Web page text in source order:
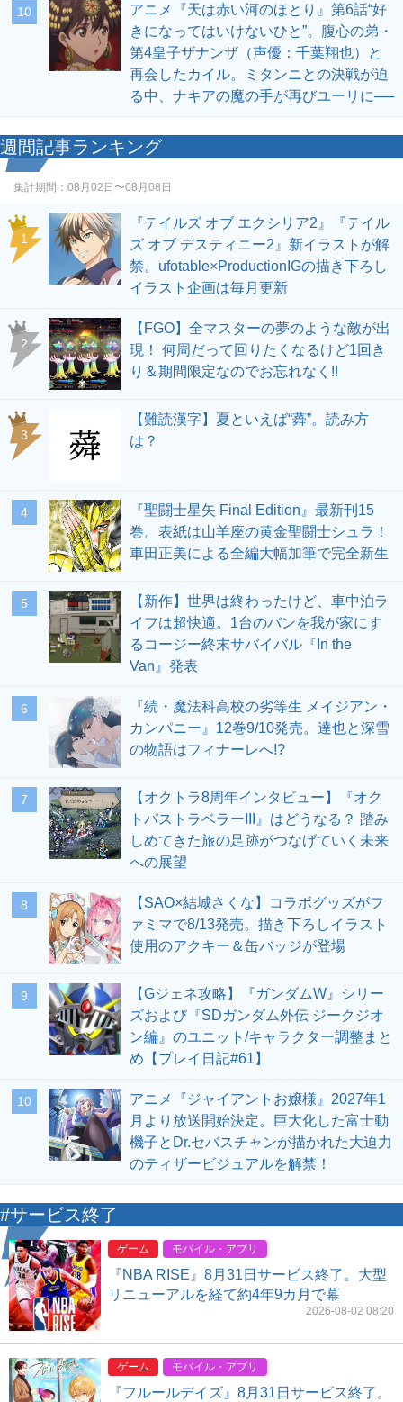
10
アニメ『天は赤い河のほとり』第6話“好
きになってはいけないひと”。腹心の弟・
第4皇子ザナンザ（声優：千葉翔也）と
再会したカイル。ミタンニとの決戦が迫
る中、ナキアの魔の手が再びユーリに──
週間記事ランキング
集計期間： 08月02日〜08月08日
1
『テイルズ オブ エクシリア2』『テイル
ズ オブ デスティニー2』新イラストが解
禁。ufotable×ProductionIGの描き下ろし
イラスト企画は毎月更新
2
【FGO】全マスターの夢のような敵が出
現！ 何周だって回りたくなるけど1回き
り＆期間限定なのでお忘れなく!!
3
【難読漢字】夏といえば“蕣”。読み方
は？
4
『聖闘士星矢 Final Edition』最新刊15
巻。表紙は山羊座の黄金聖闘士シュラ！
車田正美による全編大幅加筆で完全新生
5
【新作】世界は終わったけど、車中泊ラ
イフは超快適。1台のバンを我が家にす
るコージー終末サバイバル『In the
Van』発表
6
『続・魔法科高校の劣等生 メイジアン・
カンパニー』12巻9/10発売。達也と深雪
の物語はフィナーレへ!?
7
【オクトラ8周年インタビュー】『オク
トパストラベラーIII』はどうなる？ 踏み
しめてきた旅の足跡がつなげていく未来
への展望
8
【SAO×結城さくな】コラボグッズがフ
ァミマで8/13発売。描き下ろしイラスト
使用のアクキー＆缶バッジが登場
9
【Gジェネ攻略】『ガンダムW』シリー
ズおよび『SDガンダム外伝 ジークジオ
ン編』のユニット/キャラクター調整まと
め【プレイ日記#61】
10
アニメ『ジャイアントお嬢様』2027年1
月より放送開始決定。巨大化した富士動
機子とDr.セバスチャンが描かれた大迫力
のティザービジュアルを解禁！
#サービス終了
ゲーム モバイル・アプリ
『NBA RISE』8月31日サービス終了。大型
リニューアルを経て約4年9カ月で幕
2026-08-02 08:20
ゲーム モバイル・アプリ
『フルールデイズ』8月31日サービス終了。